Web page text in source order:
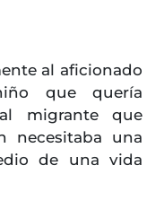
al aficionado
que quería
migrante que
necesitaba una
de una vida